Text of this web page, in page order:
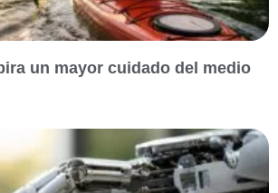
un mayor cuidado del medio